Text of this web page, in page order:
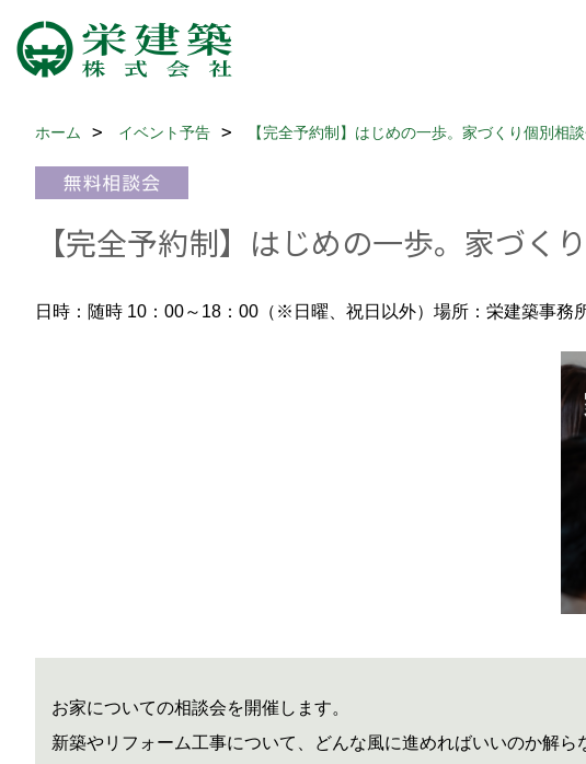
ホーム イベント予告 【完全予約制】はじめの一歩。家づくり個別相
【完全予約制】はじめの一歩。家づく
日時：随時 10：00～18：00（※日曜、祝日以外） 場所：栄建築事務
お家についての相談会を開催します。
新築やリフォーム工事について、どんな風に進めればいいのか解